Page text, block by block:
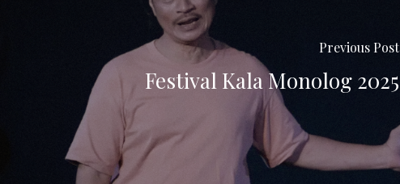
Previous Post
Festival Kala Monolog 2025